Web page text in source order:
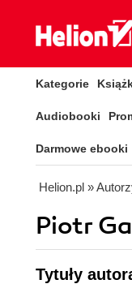
Kategorie
Audiobooki
Darmowe ebooki
Helion.pl »
Piotr
Tytuły